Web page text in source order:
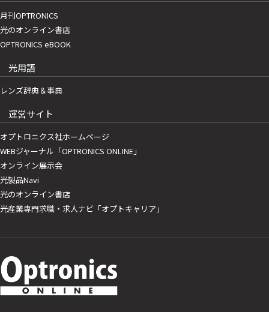
月刊OPTRONICS
光のオンライン書店
OPTRONICS eBOOK
光用語
レンズ辞典＆事典
運営サイト
オプトロニクス社ホームページ
WEBジャーナル「OPTRONICS ONLINE」
オンライン展示会
光製品Navi
光のオンライン書店
光産業専門求職・求人ナビ「オプトキャリア」